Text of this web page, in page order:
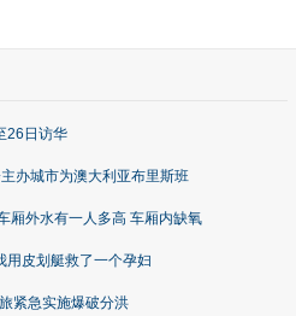
26日访华
办城市为澳大利亚布里斯班
厢外水有一人多高 车厢内缺氧
用皮划艇救了一个孕妇
紧急实施爆破分洪